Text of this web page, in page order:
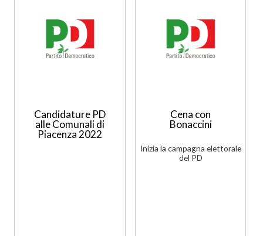
Candidature PD
alle Comunali di
Piacenza 2022
Cena con
Bonaccini
Inizia la campagna elettorale
del PD